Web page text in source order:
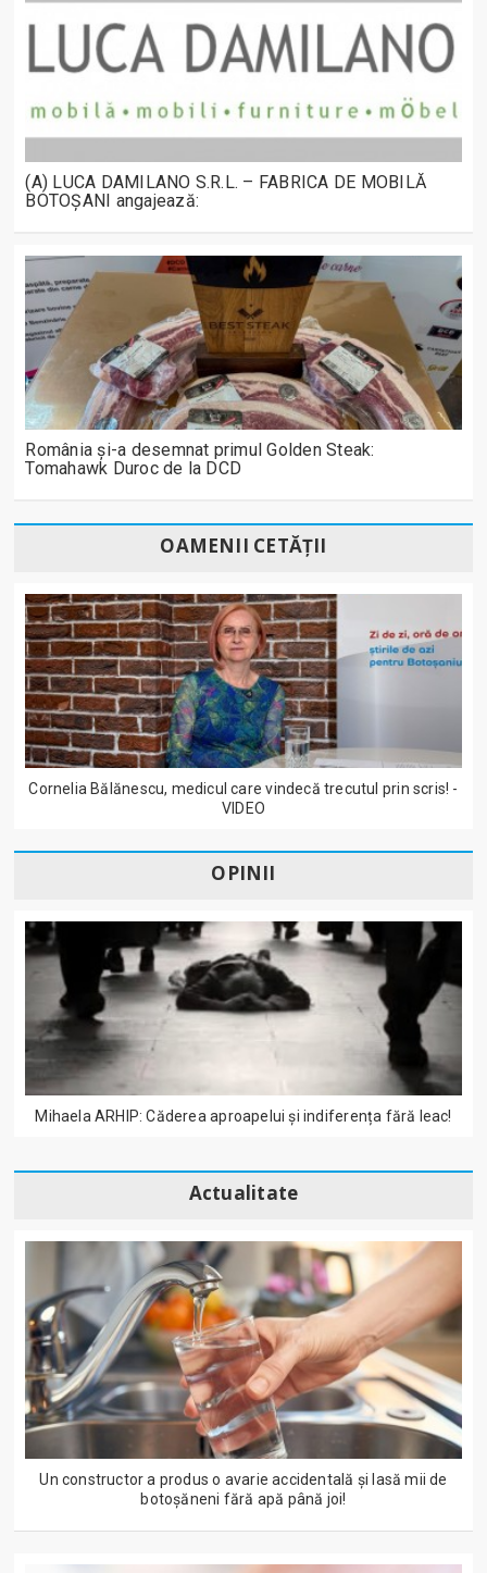
(A) LUCA DAMILANO S.R.L. – FABRICA DE MOBILĂ
BOTOȘANI angajează:
România și-a desemnat primul Golden Steak:
Tomahawk Duroc de la DCD
OAMENII CETĂȚII
Cornelia Bălănescu, medicul care vindecă trecutul prin scris! -
VIDEO
OPINII
Mihaela ARHIP: Căderea aproapelui și indiferența fără leac!
Actualitate
Un constructor a produs o avarie accidentală și lasă mii de
botoșăneni fără apă până joi!